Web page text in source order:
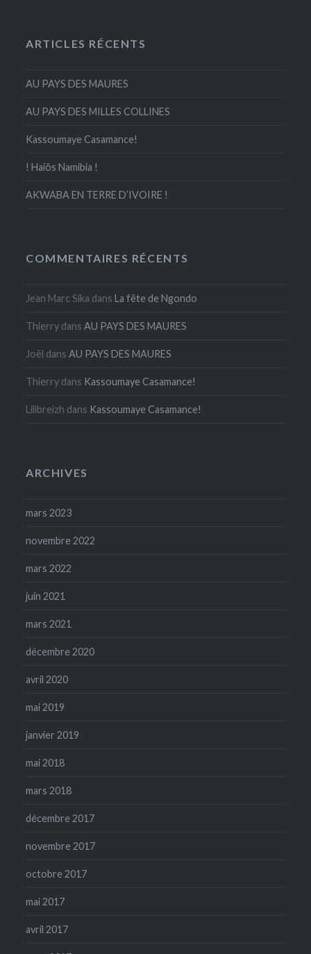
ARTICLES RÉCENTS
AU PAYS DES MAURES
AU PAYS DES MILLES COLLINES
Kassoumaye Casamance!
! Haiôs Namibia !
AKWABA EN TERRE D’IVOIRE !
COMMENTAIRES RÉCENTS
Jean Marc Sika dansLa fête de Ngondo
Thierry dansAU PAYS DES MAURES
Joël dansAU PAYS DES MAURES
Thierry dans Kassoumaye Casamance!
Lilibreizh dans Kassoumaye Casamance!
ARCHIVES
mars 2023
novembre 2022
mars 2022
juin 2021
mars 2021
décembre 2020
avril 2020
mai 2019
janvier 2019
mai 2018
mars 2018
décembre 2017
novembre 2017
octobre 2017
mai 2017
avril 2017